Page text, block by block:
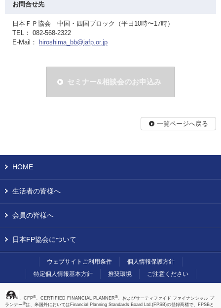
お問合せ先
日本ＦＰ協会 中国・四国ブロック（平日10時〜17時）
TEL： 082-568-2322
E-Mail：
hiroshima_bb@jafp.or.jp
セミナー&相談会のお申込み
一覧ページへ戻る
HOME
生活者の皆様へ
会員の皆様へ
日本FP協会について
ウェブサイトご利用条件
個人情報保護方針
特定個人情報基本方針
推奨環境 ご注意ください
、CFP®、CERTIFIED FINANCIAL PLANNER®、およびサーティファイド ファイナンシャル プ
ランナー®は、米国外においてはFinancial Planning Standards Board Ltd.(FPSB)の登録商標で、FPSBと